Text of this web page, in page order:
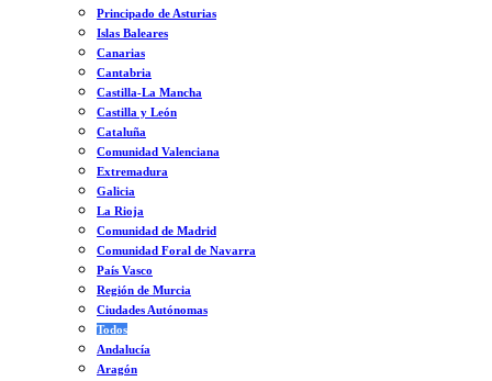
Principado de Asturias
Islas Baleares
Canarias
Cantabria
Castilla-La Mancha
Castilla y León
Cataluña
Comunidad Valenciana
Extremadura
Galicia
La Rioja
Comunidad de Madrid
Comunidad Foral de Navarra
País Vasco
Región de Murcia
Ciudades Autónomas
Todos
Andalucía
Aragón